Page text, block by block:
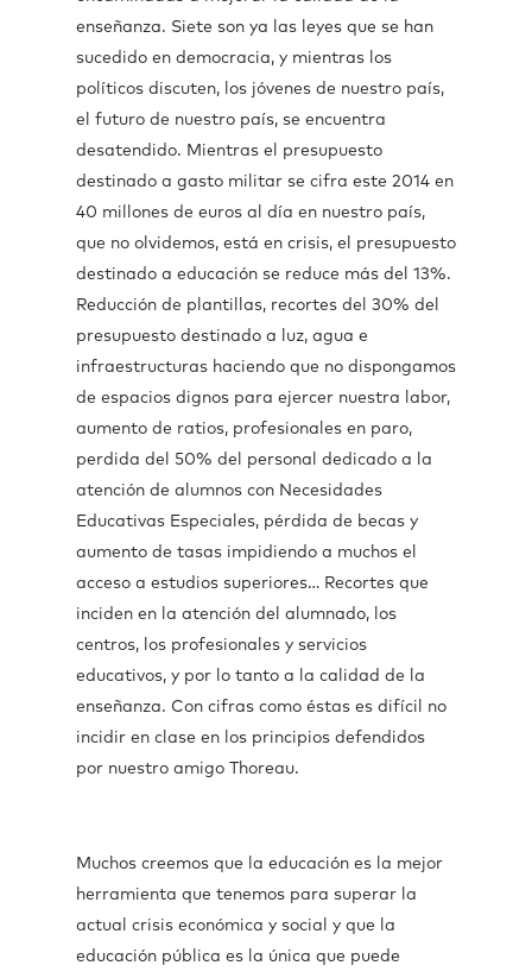
enseñanza. Siete son ya las leyes que se han
sucedido en democracia, y mientras los
políticos discuten, los jóvenes de nuestro país,
el futuro de nuestro país, se encuentra
desatendido. Mientras el presupuesto
destinado a gasto militar se cifra este 2014 en
40 millones de euros al día en nuestro país,
que no olvidemos, está en crisis, el presupuesto
destinado a educación se reduce más del 13%.
Reducción de plantillas, recortes del 30% del
presupuesto destinado a luz, agua e
infraestructuras haciendo que no dispongamos
de espacios dignos para ejercer nuestra labor,
aumento de ratios, profesionales en paro,
perdida del 50% del personal dedicado a la
atención de alumnos con Necesidades
Educativas Especiales, pérdida de becas y
aumento de tasas impidiendo a muchos el
acceso a estudios superiores… Recortes que
inciden en la atención del alumnado, los
centros, los profesionales y servicios
educativos, y por lo tanto a la calidad de la
enseñanza. Con cifras como éstas es difícil no
incidir en clase en los principios defendidos
por nuestro amigo Thoreau.
Muchos creemos que la educación es la mejor
herramienta que tenemos para superar la
actual crisis económica y social y que la
educación pública es la única que puede